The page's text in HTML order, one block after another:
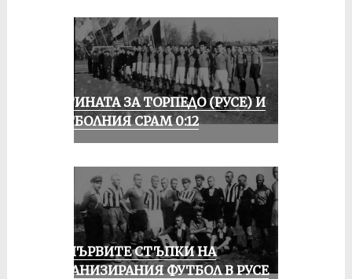
ИСТИНАТА ЗА ТОРПЕДО (РУСЕ) И
ФУТБОЛНИЯ СРАМ 0:12
ЗА ПЪРВИТЕ СТЪПКИ НА
ОРГАНИЗИРАНИЯ ФУТБОЛ В РУСЕ